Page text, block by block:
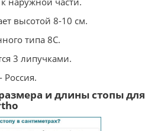
высотой 8-10 см.
типа 8С.
3 липучками.
Россия.
и длины стопы для